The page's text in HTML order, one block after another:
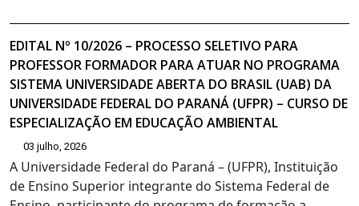
EDITAL Nº 10/2026 – PROCESSO SELETIVO PARA
PROFESSOR FORMADOR PARA ATUAR NO PROGRAMA
SISTEMA UNIVERSIDADE ABERTA DO BRASIL (UAB) DA
UNIVERSIDADE FEDERAL DO PARANÁ (UFPR) – CURSO DE
ESPECIALIZAÇÃO EM EDUCAÇÃO AMBIENTAL
03 julho, 2026
A Universidade Federal do Paraná – (UFPR), Instituição
de Ensino Superior integrante do Sistema Federal de